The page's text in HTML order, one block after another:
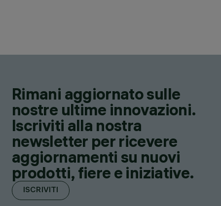
Rimani aggiornato sulle
nostre ultime innovazioni.
Iscriviti alla nostra
newsletter per ricevere
aggiornamenti su nuovi
prodotti, fiere e iniziative.
ISCRIVITI